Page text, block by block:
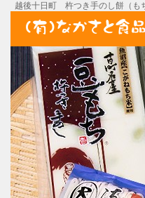
越後十日町 杵つき手のし餅（